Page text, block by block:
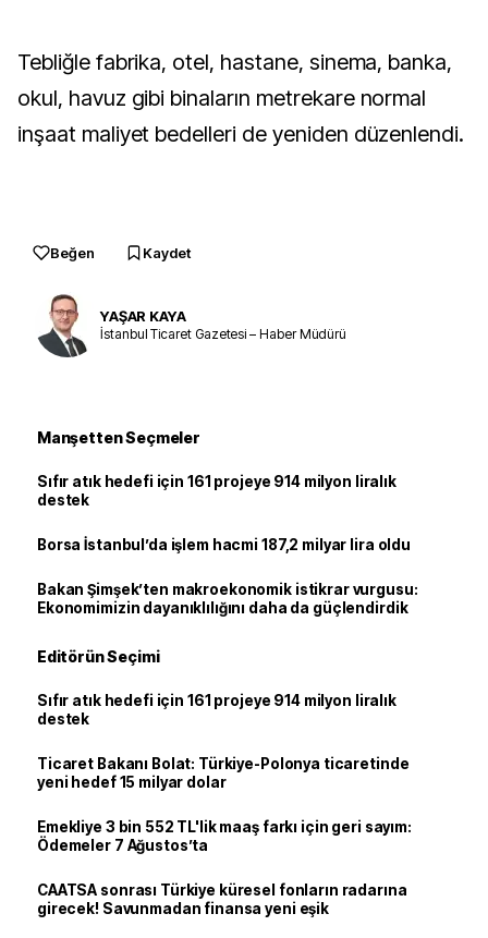
Tebliğle fabrika, otel, hastane, sinema, banka,
okul, havuz gibi binaların metrekare normal
inşaat maliyet bedelleri de yeniden düzenlendi.
Beğen Kaydet
YAŞAR KAYA
İstanbul Ticaret Gazetesi – Haber Müdürü
Manşetten Seçmeler
Sıfır atık hedefi için 161 projeye 914 milyon liralık
destek
Borsa İstanbul’da işlem hacmi 187,2 milyar lira oldu
Bakan Şimşek’ten makroekonomik istikrar vurgusu:
Ekonomimizin dayanıklılığını daha da güçlendirdik
Editörün Seçimi
Sıfır atık hedefi için 161 projeye 914 milyon liralık
destek
Ticaret Bakanı Bolat: Türkiye-Polonya ticaretinde
yeni hedef 15 milyar dolar
Emekliye 3 bin 552 TL'lik maaş farkı için geri sayım:
Ödemeler 7 Ağustos’ta
CAATSA sonrası Türkiye küresel fonların radarına
girecek! Savunmadan finansa yeni eşik